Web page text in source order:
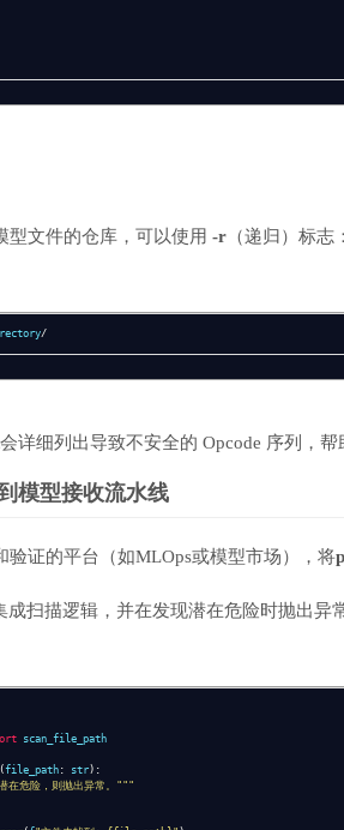
型文件的仓库，可以使用 -r （递归）标志：
/
会详细列出导致不安全的 Opcode 序列，帮
模型接收流水线
验证的平台（如MLOps或模型市场），将
扫描逻辑，并在发现潜在危险时抛出异
scan_file_path
(file_path : str):
在危险，则抛出异常。"""